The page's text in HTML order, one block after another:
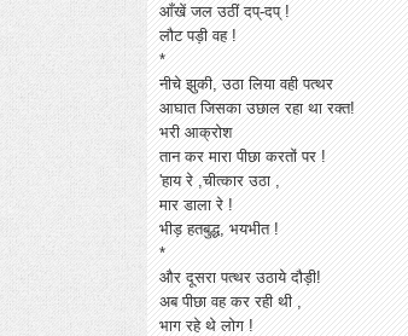
आँखें जल उठीं दप्-दप् !
लौट पड़ी वह !
*
नीचे झुकी, उठा लिया वही पत्थर
आघात जिसका उछाल रहा था रक्त!
भरी आक्रोश
तान कर मारा पीछा करतों पर !
'हाय रे ,चीत्कार उठा ,
मार डाला रे !
भीड़ हतबुद्ध, भयभीत !
*
और दूसरा पत्थर उठाये दौड़ी!
अब पीछा वह कर रही थी ,
भाग रहे थे लोग !